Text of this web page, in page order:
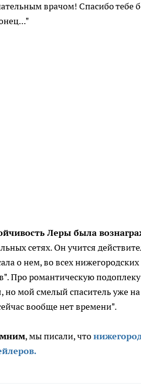
врачом! Спасибо тебе
Леры была
сетях. Он учится
о нем, во всех
Про романтическую
но мой смелый спаситель уже на
вообще нет времени".
, мы писали, что